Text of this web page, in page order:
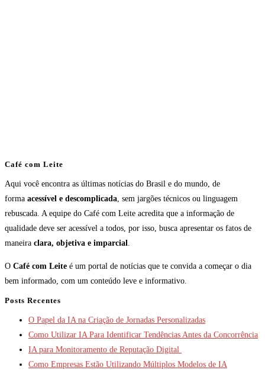
Café com Leite
Aqui você encontra as últimas notícias do Brasil e do mundo, de
forma acessível e descomplicada, sem jargões técnicos ou linguagem
rebuscada. A equipe do Café com Leite acredita que a informação de
qualidade deve ser acessível a todos, por isso, busca apresentar os fatos de
maneira clara, objetiva e imparcial.
O Café com Leite é um portal de notícias que te convida a começar o dia
bem informado, com um conteúdo leve e informativo.
Posts Recentes
O Papel da IA na Criação de Jornadas Personalizadas
Como Utilizar IA Para Identificar Tendências Antes da Concorrência
IA para Monitoramento de Reputação Digital
Como Empresas Estão Utilizando Múltiplos Modelos de IA